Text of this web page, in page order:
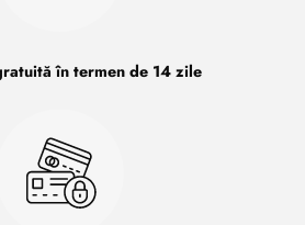
în termen de 14 zile